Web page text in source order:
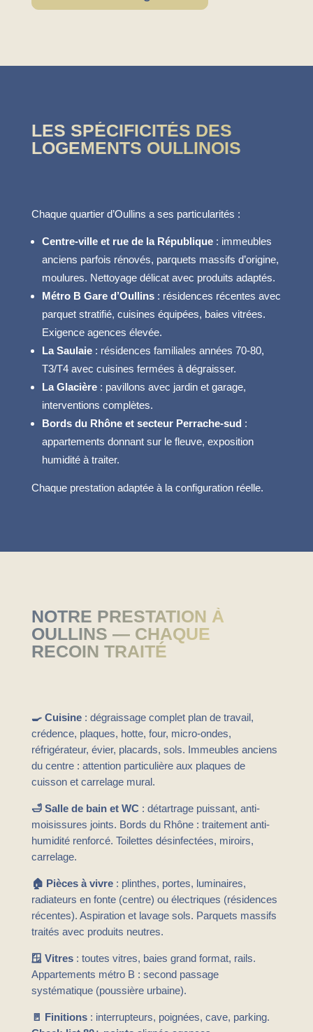
LES SPÉCIFICITÉS DES
LOGEMENTS OULLINOIS
Chaque quartier d’Oullins a ses particularités :
Centre-ville et rue de la République: immeubles
anciens parfois rénovés, parquets massifs d’origine,
moulures. Nettoyage délicat avec produits adaptés.
Métro B Gare d’Oullins: résidences récentes avec
parquet stratifié, cuisines équipées, baies vitrées.
Exigence agences élevée.
La Saulaie: résidences familiales années 70-80,
T3/T4 avec cuisines fermées à dégraisser.
La Glacière: pavillons avec jardin et garage,
interventions complètes.
Bords du Rhône et secteur Perrache-sud :
appartements donnant sur le fleuve, exposition
humidité à traiter.
Chaque prestation adaptée à la configuration réelle.
NOTRE PRESTATION À
OULLINS — CHAQUE
RECOIN TRAITÉ
🍳 Cuisine: dégraissage complet plan de travail,
crédence, plaques, hotte, four, micro-ondes,
réfrigérateur, évier, placards, sols. Immeubles anciens
du centre : attention particulière aux plaques de
cuisson et carrelage mural.
🛁 Salle de bain et WC: détartrage puissant, anti-
moisissures joints. Bords du Rhône : traitement anti-
humidité renforcé. Toilettes désinfectées, miroirs,
carrelage.
🏠 Pièces à vivre: plinthes, portes, luminaires,
radiateurs en fonte (centre) ou électriques (résidences
récentes). Aspiration et lavage sols. Parquets massifs
traités avec produits neutres.
🪟 Vitres: toutes vitres, baies grand format, rails.
Appartements métro B : second passage
systématique (poussière urbaine).
🚪 Finitions: interrupteurs, poignées, cave, parking.